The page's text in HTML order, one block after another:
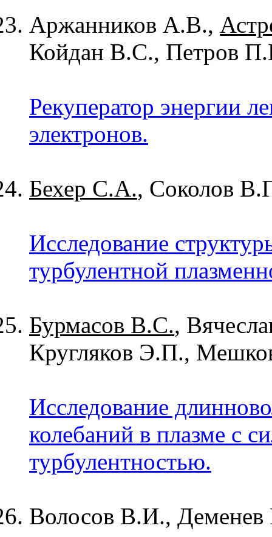
Аржанников А.В.,
Койдан В.С., Петров
Рекуператор энергии
электронов.
Бехер С.А., Соколов
Исследование
турбулентной
Бурмасов В.С.,
Кругляков Э.П.,
Исследование
колебаний в плазме с
турбулентностью.
Волосов В.И.,